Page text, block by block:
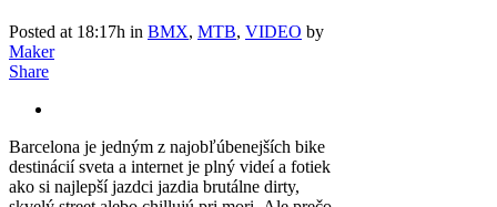
Posted at 18:17h in BMX, MTB, VIDEO by
Maker
Share
Barcelona je jedným z najobľúbenejších bike
destinácií sveta a internet je plný videí a fotiek
ako si najlepší jazdci jazdia brutálne dirty,